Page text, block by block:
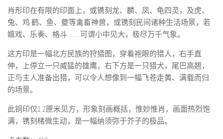
肖形印在有限的印面上，或镌刻龙、麟、凤、龟四灵，及虎、
兔、鸡.鹤、鱼、夔等禽畜神兽，或镌刻民间诸种生活场景，若
嬉戏、乐奏、格斗……可谓小中见大，极尽万千气象。
这方印是一幅北方民族的狩猎图，穿着袍眼的猎人，右手直
伸，上停立一只威猛的雄鹰，右下方是一只猎犬，尾巴高翘，
正与主人准备出猎，可以令人想像到一幅飞苍走黄、满载而归
的场景。
此铜印仅1.2匣米见方，形象刻画概括，惟妙惟肖，画面热烈饱
满，镌刻楮微生动，是一幅纳须弥于芥子的极品。